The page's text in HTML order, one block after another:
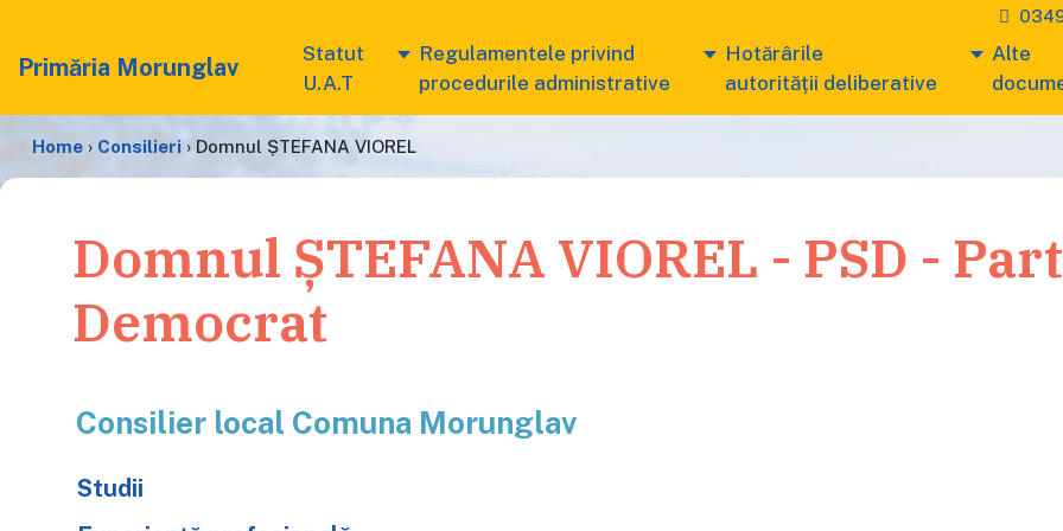
Primăria Morunglav
Statut
U.A.T
Regulamentele privind
procedurile administrative
Hotărârile
autorității deliberative
Alte
Home › Consilieri › Domnul ȘTEFANA VIOREL
Domnul ȘTEFANA VIOREL - PSD -
Democrat
Consilier local Comuna Morunglav
Studii